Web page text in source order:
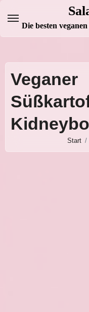
Inhalt
springen
Die besten
Veganer
Start